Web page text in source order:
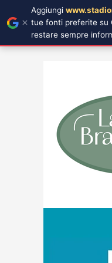
Aggiungi
tue fonti preferite su
restare sempre